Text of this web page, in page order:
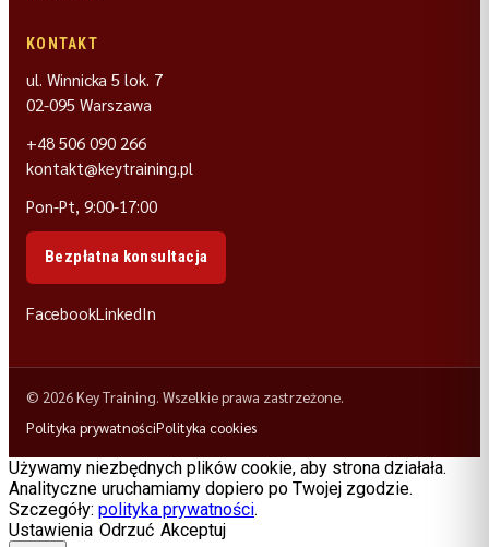
KONTAKT
ul. Winnicka 5 lok. 7
02-095 Warszawa
+48 506 090 266
kontakt@keytraining.pl
Pon-Pt, 9:00-17:00
Bezpłatna konsultacja
FacebookLinkedIn
© 2026 Key Training. Wszelkie prawa zastrzeżone.
Polityka prywatnościPolityka cookies
Używamy niezbędnych plików cookie, aby strona działała.
Analityczne uruchamiamy dopiero po Twojej zgodzie.
Szczegóły: polityka prywatności.
Ustawienia Odrzuć Akceptuj